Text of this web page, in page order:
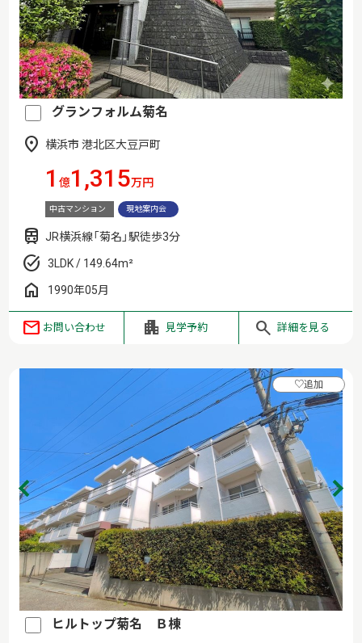
グランフォルム菊名
横浜市 港北区大豆戸町
1億1,315万円
中古マンション 現地案内会
JR横浜線「菊名」駅徒歩3分
3LDK / 149.64m²
1990年05月
お問い合わせ 見学予約 詳細を見る
ヒルトップ菊名 Ｂ棟
♡追加